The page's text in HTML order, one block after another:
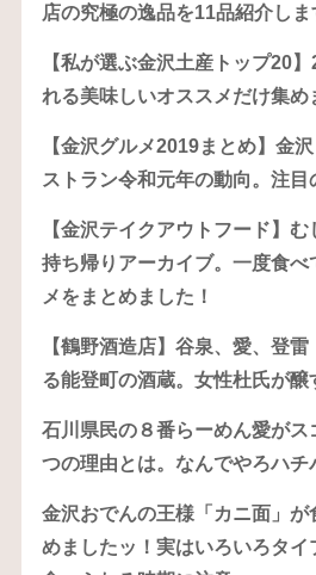
店の究極の逸品を11品紹介しま
【私が選ぶ金沢土産トップ20
れる美味しいオススメだけ集め
【金沢グルメ2019まとめ】金
ストラン令和元年の動向。注目
【金沢テイクアウトフード】
持ち帰りアーカイブ。一度食べ
メをまとめました！
【鶴野酒造店】谷泉、愛、登
る能登町の酒蔵。女性杜氏が醸
石川県民の８番らーめん愛が
つの理由とは。なんでやろハチ
金沢おでんの王様「カニ面」が
めましたッ！実はいろいろタイ